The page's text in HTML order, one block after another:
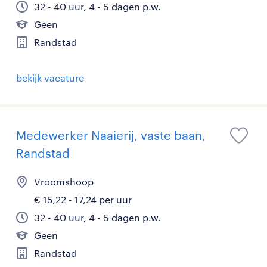
32 - 40 uur, 4 - 5 dagen p.w.
Geen
Randstad
bekijk vacature
Medewerker Naaierij, vaste baan,
Randstad
Vroomshoop
€ 15,22 - 17,24 per uur
32 - 40 uur, 4 - 5 dagen p.w.
Geen
Randstad